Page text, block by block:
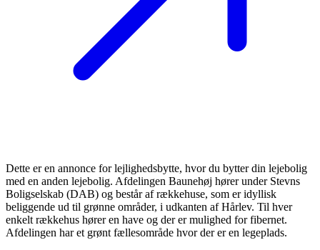
Dette er en annonce for lejlighedsbytte, hvor du bytter din lejebolig
med en anden lejebolig. Afdelingen Baunehøj hører under Stevns
Boligselskab (DAB) og består af rækkehuse, som er idyllisk
beliggende ud til grønne områder, i udkanten af Hårlev. Til hver
enkelt rækkehus hører en have og der er mulighed for fibernet.
Afdelingen har et grønt fællesområde hvor der er en legeplads.